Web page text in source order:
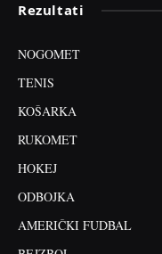
Rezultati
NOGOMET
TENIS
KOŠARKA
RUKOMET
HOKEJ
ODBOJKA
AMERIČKI FUDBAL